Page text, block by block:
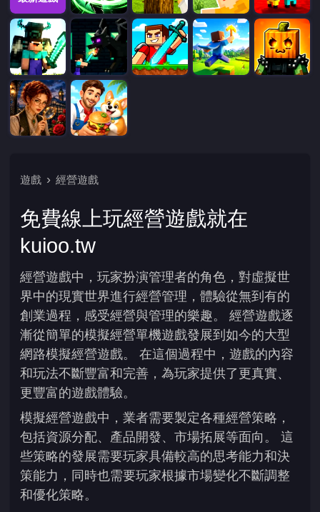
遊戲 經營遊戲
免費線上玩經營遊戲就在
kuioo.tw
經營遊戲中，玩家扮演管理者的角色，對虛擬世
界中的現實世界進行經營管理，體驗從無到有的
創業過程，感受經營與管理的樂趣。 經營遊戲逐
漸從簡單的模擬經營單機遊戲發展到如今的大型
網路模擬經營遊戲。 在這個過程中，遊戲的內容
和玩法不斷豐富和完善，為玩家提供了更真實、
更豐富的遊戲體驗。
模擬經營遊戲中，業者需要製定各種經營策略，
包括資源分配、產品開發、市場拓展等面向。 這
些策略的發展需要玩家具備較高的思考能力和決
策能力，同時也需要玩家根據市場變化不斷調整
和優化策略。